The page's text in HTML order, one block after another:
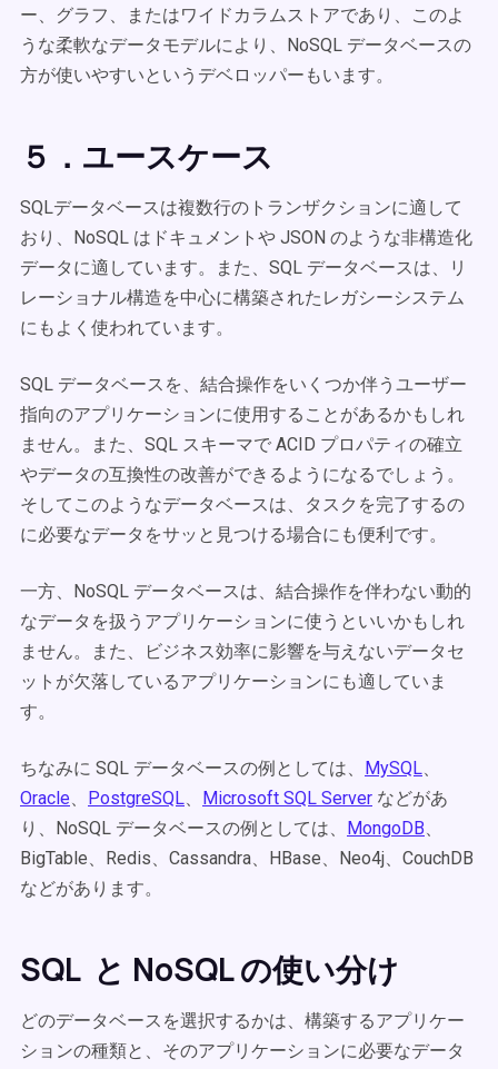
ー、グラフ、またはワイドカラムストアであり、このよ
うな柔軟なデータモデルにより、NoSQL データベースの
方が使いやすいというデベロッパーもいます。
５．ユースケース
SQLデータベースは複数行のトランザクションに適して
おり、NoSQL はドキュメントや JSON のような非構造化
データに適しています。また、SQL データベースは、リ
レーショナル構造を中心に構築されたレガシーシステム
にもよく使われています。
SQL データベースを、結合操作をいくつか伴うユーザー
指向のアプリケーションに使用することがあるかもしれ
ません。また、SQL スキーマで ACID プロパティの確立
やデータの互換性の改善ができるようになるでしょう。
そしてこのようなデータベースは、タスクを完了するの
に必要なデータをサッと見つける場合にも便利です。
一方、NoSQL データベースは、結合操作を伴わない動的
なデータを扱うアプリケーションに使うといいかもしれ
ません。また、ビジネス効率に影響を与えないデータセ
ットが欠落しているアプリケーションにも適していま
す。
ちなみに SQL データベースの例としては、 MySQL、
Oracle、 PostgreSQL、 Microsoft SQL Server などがあ
り、NoSQL データベースの例としては、 MongoDB、
BigTable、Redis、Cassandra、HBase、Neo4j、CouchDB
などがあります。
SQL と NoSQL の使い分け
どのデータベースを選択するかは、構築するアプリケー
ションの種類と、そのアプリケーションに必要なデータ